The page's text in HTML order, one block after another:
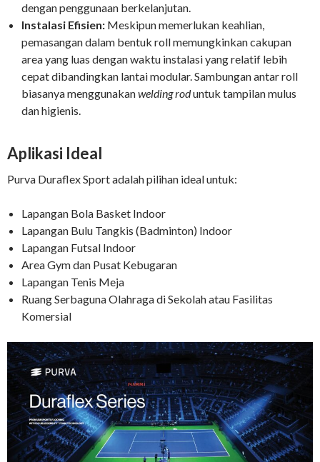
dengan penggunaan berkelanjutan.
Instalasi Efisien: Meskipun memerlukan keahlian,
pemasangan dalam bentuk roll memungkinkan cakupan
area yang luas dengan waktu instalasi yang relatif lebih
cepat dibandingkan lantai modular. Sambungan antar roll
biasanya menggunakanwelding roduntuk tampilan mulus
dan higienis.
Aplikasi Ideal
Purva Duraflex Sport adalah pilihan ideal untuk:
Lapangan Bola Basket Indoor
Lapangan Bulu Tangkis (Badminton) Indoor
Lapangan Futsal Indoor
Area Gym dan Pusat Kebugaran
Lapangan Tenis Meja
Ruang Serbaguna Olahraga di Sekolah atau Fasilitas
Komersial